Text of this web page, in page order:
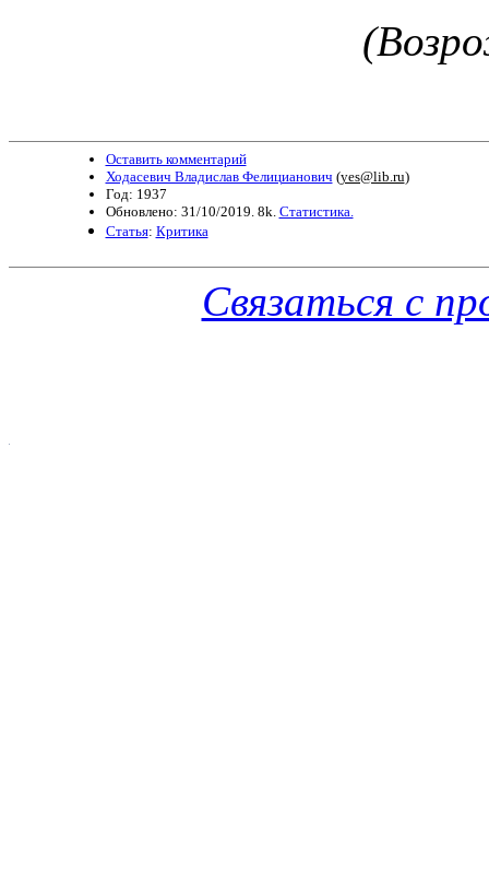
(
Оставить комментарий
Ходасевич Владислав Фелицианович (yes@lib.ru)
Год: 1937
Обновлено: 31/10/2019. 8k. Статистика.
Статья: Критика
Связаться с